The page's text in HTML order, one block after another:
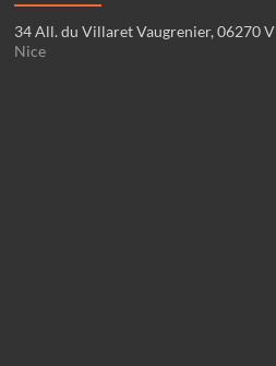
34 All. du Villaret Vaugrenier, 06270
Nice